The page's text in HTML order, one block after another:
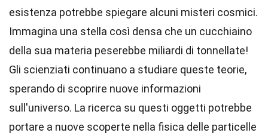
esistenza potrebbe spiegare alcuni misteri cosmici.
Immagina una stella così densa che un cucchiaino
della sua materia peserebbe miliardi di tonnellate!
Gli scienziati continuano a studiare queste teorie,
sperando di scoprire nuove informazioni
sull'universo. La ricerca su questi oggetti potrebbe
portare a nuove scoperte nella fisica delle particelle